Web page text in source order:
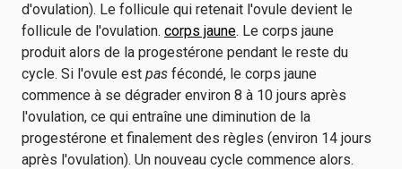
d'ovulation). Le follicule qui retenait l'ovule devient le
follicule de l'ovulation. corps jaune. Le corps jaune
produit alors de la progestérone pendant le reste du
cycle. Si l'ovule est pas fécondé, le corps jaune
commence à se dégrader environ 8 à 10 jours après
l'ovulation, ce qui entraîne une diminution de la
progestérone et finalement des règles (environ 14 jours
après l'ovulation). Un nouveau cycle commence alors.